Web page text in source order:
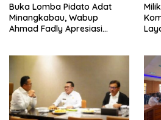
Buka Lomba Pidato Adat
Minangkabau, Wabup
Ahmad Fadly Apresiasi